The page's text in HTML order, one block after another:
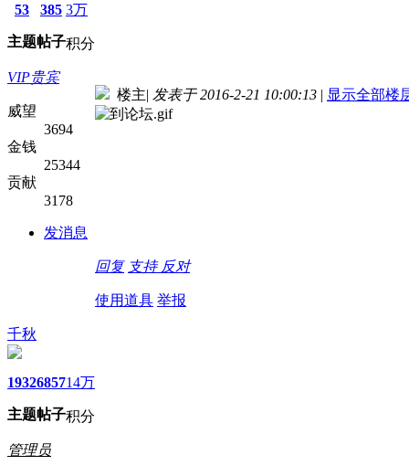
53
主题
385
帖子
3万
积分
VIP贵宾
威望
3694
金钱
25344
贡献
3178
发消息
楼主| 发表于 2016-2-21 10:00:13 | 显示全部楼
回复 支持 反对
使用道具 举报
千秋
1932
主题
6857
帖子
14万
积分
管理员